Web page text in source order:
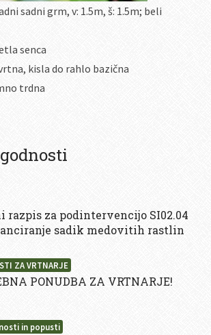
sadni grm, v: 1.5m, š: 1.5m; beli
senca
kisla do rahlo bazična
trdna
razpis za podintervencijo SI02.04
sadik medovitih rastlin
ZA VRTNARJE
PONUDBA ZA VRTNARJE!
in popusti